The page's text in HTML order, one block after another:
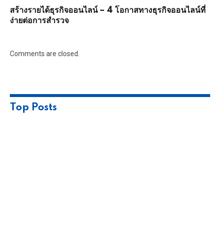
สร้างรายได้ธุรกิจออนไลน์ – 4 โอกาสทางธุรกิจออนไลน์ที่
ง่ายต่อการสำรวจ
Comments are closed.
Top Posts